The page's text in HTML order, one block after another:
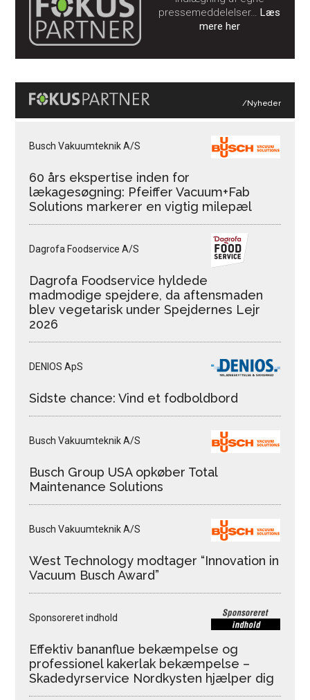
pressemeddelelser…Læs
mere her
/Nyheder
Busch Vakuumteknik A/S
60 års ekspertise inden for
lækagesøgning: Pfeiffer Vacuum+Fab
Solutions markerer en vigtig milepæl
Dagrofa Foodservice A/S
Dagrofa Foodservice hyldede
madmodige spejdere, da aftensmaden
blev vegetarisk under Spejdernes Lejr
2026
DENIOS ApS
Sidste chance: Vind et fodboldbord
Busch Vakuumteknik A/S
Busch Group USA opkøber Total
Maintenance Solutions
Busch Vakuumteknik A/S
West Technology modtager “Innovation in
Vacuum Busch Award”
Sponsoreret indhold
Effektiv bananflue bekæmpelse og
professionel kakerlak bekæmpelse –
Skadedyrservice Nordkysten hjælper dig